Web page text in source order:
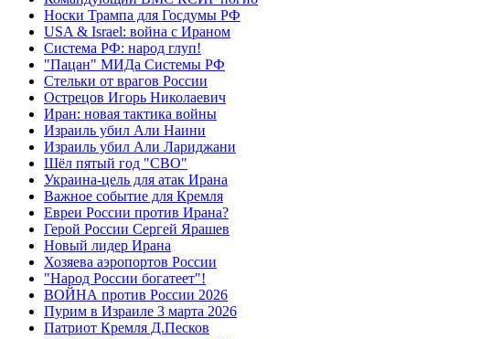
Носки Трампа для Госдумы РФ
USA & Israel: война с Ираном
Система РФ: народ глуп!
"Пацан" МИДа Системы РФ
Стельки от врагов России
Острецов Игорь Николаевич
Иран: новая тактика войны
Израиль убил Али Наини
Израиль убил Али Лариджани
Шёл пятый год "СВО"
Украина-цель для атак Ирана
Важное событие для Кремля
Евреи России против Ирана?
Герой России Сергей Ярашев
Новый лидер Ирана
Хозяева аэропортов России
"Народ России богатеет"!
ВОЙНА против России 2026
Пурим в Израиле 3 марта 2026
Патриот Кремля Д.Песков